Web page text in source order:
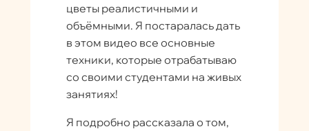
цветы реалистичными и
объёмными. Я постаралась дать
в этом видео все основные
техники, которые отрабатываю
со своими студентами на живых
занятиях!
Я подробно рассказала о том,